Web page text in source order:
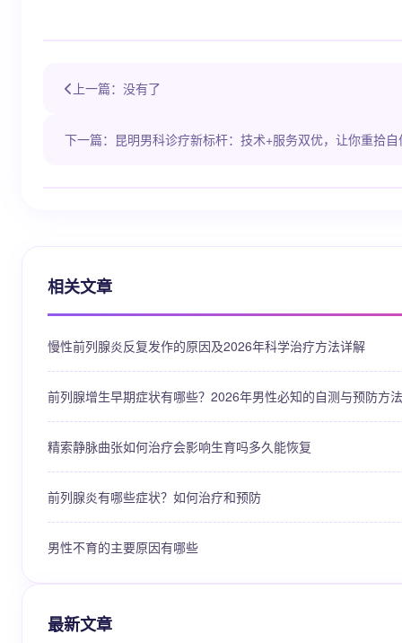
上一篇：没有了
下一篇：昆明男科诊疗新标杆：技术+服务双优，让你重拾自
相关文章
慢性前列腺炎反复发作的原因及2026年科学治疗方法详解
前列腺增生早期症状有哪些？2026年男性必知的自测与预防方法
精索静脉曲张如何治疗会影响生育吗多久能恢复
前列腺炎有哪些症状？如何治疗和预防
男性不育的主要原因有哪些
最新文章